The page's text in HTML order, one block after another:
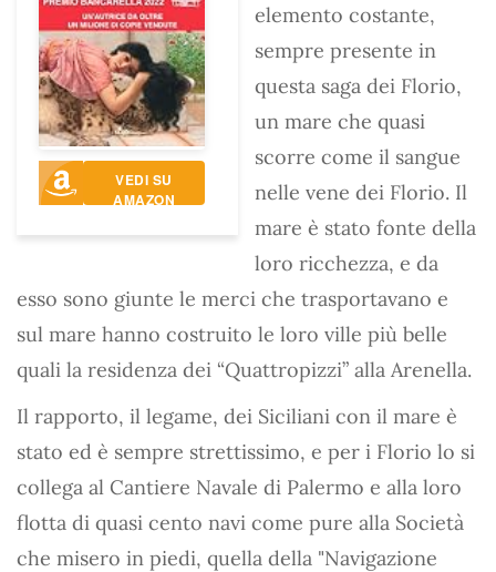
VEDI SU
AMAZON
elemento costante,
sempre presente in
questa saga dei Florio,
un mare che quasi
scorre come il sangue
nelle vene dei Florio. Il
mare è stato fonte della
loro ricchezza, e da
esso sono giunte le merci che trasportavano e
sul mare hanno costruito le loro ville più belle
quali la residenza dei “Quattropizzi” alla Arenella.
Il rapporto, il legame, dei Siciliani con il mare è
stato ed è sempre strettissimo, e per i Florio lo si
collega al Cantiere Navale di Palermo e alla loro
flotta di quasi cento navi come pure alla Società
che misero in piedi, quella della "Navigazione